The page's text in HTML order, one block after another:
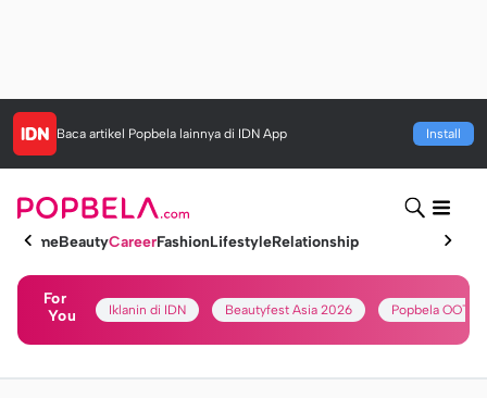
Baca artikel Popbela lainnya di IDN App Install
HomeBeautyCareerFashionLifestyleRelationship
For
You
Iklanin di IDN Beautyfest Asia 2026 Popbela OOTD